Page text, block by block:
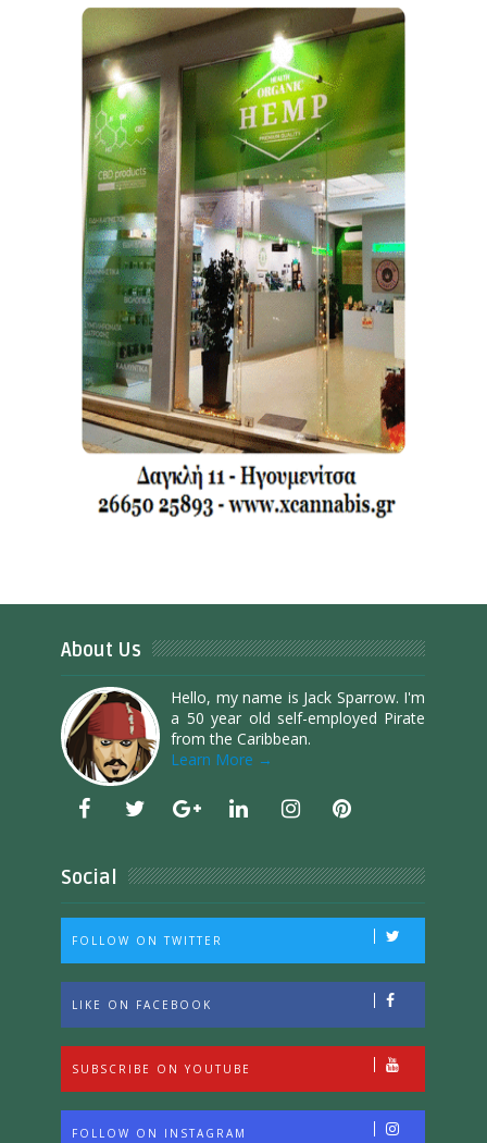
About Us
Hello, my name is Jack Sparrow. I'm
a 50 year old self-employed Pirate
from the Caribbean.
Learn More →
Social
FOLLOW ON TWITTER
LIKE ON FACEBOOK
SUBSCRIBE ON YOUTUBE
FOLLOW ON INSTAGRAM